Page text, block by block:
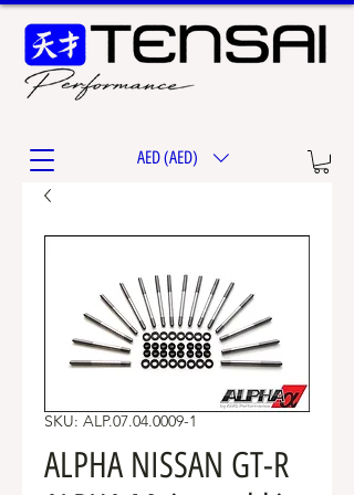
AED (AED)
SKU: ALP.07.04.0009-1
ALPHA NISSAN GT-R